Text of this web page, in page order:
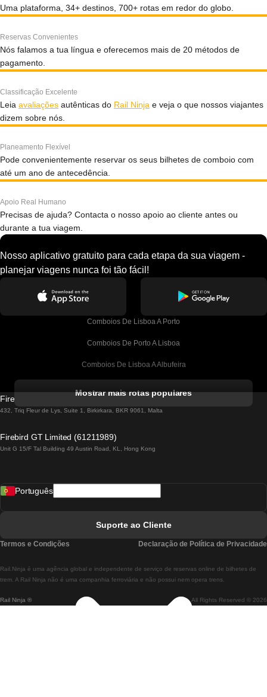
Uma plataforma, 34+ destinos, 700+ rotas em redor do globo.
Reservas Convenientes
Nós falamos a tua língua e oferecemos mais de 20 métodos de
pagamento.
Classificação Excelente
Leia avaliações autênticas do Rail Ninja e veja o que nossos viajantes
dizem sobre nós.
Planeamento Flexível
Pode convenientemente reservar os seus bilhetes de comboio com
até um ano de antecedência.
Apoio Real Humano
Precisas de ajuda? Contacta o nosso apoio ao cliente antes ou
durante a tua viagem.
Nosso aplicativo gratuito para cada etapa da sua viagem -
planejar viagens nunca foi tão fácil!
Comboios De Lisboa A Porto
Comboios De Porto A Lisboa
Comboios De Lisboa A Albufeira
Comboios De Lisboa A Lagos
Comboios De Lisboa A Madrid
Comboios De Lisboa A Braga
Comboios De Braga A Lisboa
Mostrar mais rotas populares
Firebird GT Limited (OC 1451)
432, Triq Fleur de Lys, Suite 1, Birkirkara, BKR 9061, Malta
Firebird GT Limited (61211989)
Unit G 15/F Tal Building 49 Austin Road, KL, Hong Kong
Rail Ninja ® All Rights Reserved © 2026
Rail.Ninja é uma agência global e independente de serviço de reservas online de bilhetes de
trem. A Rail Ninja não é uma companhia ferroviária e não possui nem opera trens.
Português
Suporte ao Cliente
Termos e Condições Declaração de Política de Privacidade